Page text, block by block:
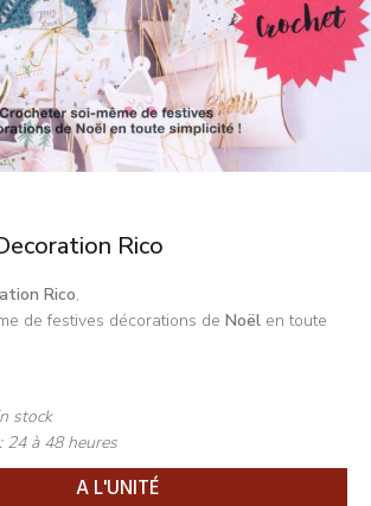
Rico
Rico,
de festives décorations de Noël en toute
stock
24 à 48 heures
A L'UNITÉ